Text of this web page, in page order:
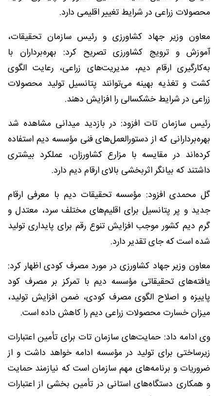
محصولات زراعی در شرایط تغییر اقلیمی دارد.
معاون وزیر جهاد کشاورزی و رئیس سازمان تحقیقات،
آموزش و ترویج کشاورزی تصریح کرد: بهره‌برداران با
به‌کارگیری ارقام دیم، مدیریت‌های زراعی، رعایت الگوی
کشت و تغذیه بهینه می‌توانند پتانسیل تولید محصولات
زراعی در شرایط خشکسالی را افزایش دهند.
رئیس سازمان تات افزود: در بازدید میدانی مشاهده شد
بهره‌بردارانی که از دستورالعمل‌های فنی مؤسسه دیم استفاده
کرده‌اند در مقایسه با مزارع کشاورزان، عملکرد بیشتری
داشتند که بیانگر اثربخشی بالای ارقام دیم دارد.
گل محمدی افزود: مؤسسه تحقیقات دیم با معرفی ارقام
جدید و پر پتانسیل برای اقلیم‌های مختلف سرد، معتدل و
گرم دیم کشور موجب افزایش تنوع رقم برای پایداری تولید
شده است که جای تقدیر دارد.
معاون وزیر جهاد کشاورزی در مورد مصرف کودی اظهار کرد:
یافته‌های تحقیقاتی مؤسسه دیم با تمرکز بر مصرف کود
پاییزه و اصلاح الگوی مصرف کودی، ضمن افزایش تولید،
میزان خسارت محصولات زراعی دیم را کاهش داده است.
وی ادامه داد: حمایت‌های سازمان تات برای تأمین اعتبارات
زیرساختی برای تولید در مؤسسه ادامه خواهد داشت و از
ضروریات و برنامه‌های مهم سازمان است که نیازمند حمایت
و همکاری دستگاه‌های استانی در تأمین بخشی از اعتبارات